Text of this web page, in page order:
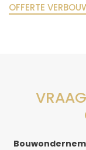
OFFERTE